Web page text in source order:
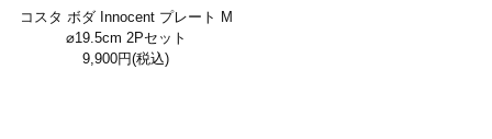
コスタ ボダ Innocent プレート M
⌀19.5cm 2Pセット
9,900円(税込)